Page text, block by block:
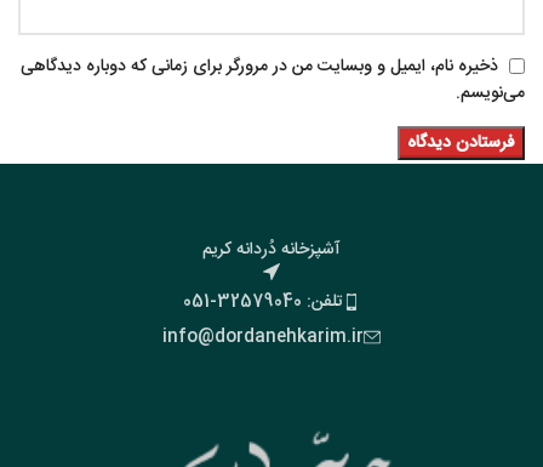
ذخیره نام، ایمیل و وبسایت من در مرورگر برای زمانی که دوباره دیدگاهی
می‌نویسم.
آشپزخانه دُردانه کریم
تلفن: 32579040-051
info@dordanehkarim.ir